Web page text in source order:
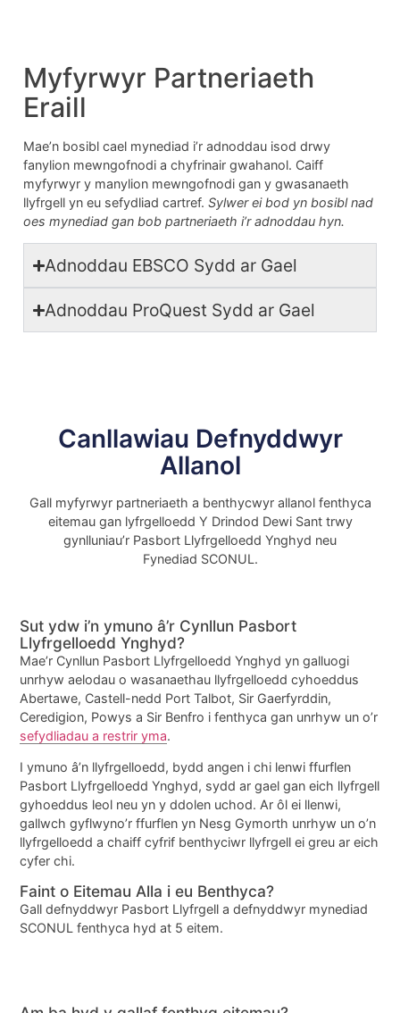
Myfyrwyr Partneriaeth
Eraill
Mae’n bosibl cael mynediad i’r adnoddau isod drwy
fanylion mewngofnodi a chyfrinair gwahanol. Caiff
myfyrwyr y manylion mewngofnodi gan y gwasanaeth
llyfrgell yn eu sefydliad cartref. Sylwer ei bod yn bosibl nad
oes mynediad gan bob partneriaeth i’r adnoddau hyn.
Adnoddau EBSCO Sydd ar Gael
Adnoddau ProQuest Sydd ar Gael
Gall myfyrwyr partneriaeth a benthycwyr allanol fenthyca
eitemau gan lyfrgelloedd Y Drindod Dewi Sant trwy
gynlluniau’r Pasbort Llyfrgelloedd Ynghyd neu
Fynediad SCONUL.
Canllawiau Defnyddwyr
Allanol
Sut ydw i’n ymuno â’r Cynllun Pasbort
Llyfrgelloedd Ynghyd?
Mae’r Cynllun Pasbort Llyfrgelloedd Ynghyd yn galluogi
unrhyw aelodau o wasanaethau llyfrgelloedd cyhoeddus
Abertawe, Castell-nedd Port Talbot, Sir Gaerfyrddin,
Ceredigion, Powys a Sir Benfro i fenthyca gan unrhyw un o’r
sefydliadau a restrir yma.
I ymuno â’n llyfrgelloedd, bydd angen i chi lenwi ffurflen
Pasbort Llyfrgelloedd Ynghyd, sydd ar gael gan eich llyfrgell
gyhoeddus leol neu yn y ddolen uchod. Ar ôl ei llenwi,
gallwch gyflwyno’r ffurflen yn Nesg Gymorth unrhyw un o’n
llyfrgelloedd a chaiff cyfrif benthyciwr llyfrgell ei greu ar eich
cyfer chi.
Faint o Eitemau Alla i eu Benthyca?
Gall defnyddwyr Pasbort Llyfrgell a defnyddwyr mynediad
SCONUL fenthyca hyd at 5 eitem.